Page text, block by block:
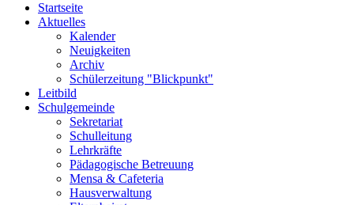
Startseite
Aktuelles
Kalender
Neuigkeiten
Archiv
Schülerzeitung "Blickpunkt"
Leitbild
Schulgemeinde
Sekretariat
Schulleitung
Lehrkräfte
Pädagogische Betreuung
Mensa & Cafeteria
Hausverwaltung